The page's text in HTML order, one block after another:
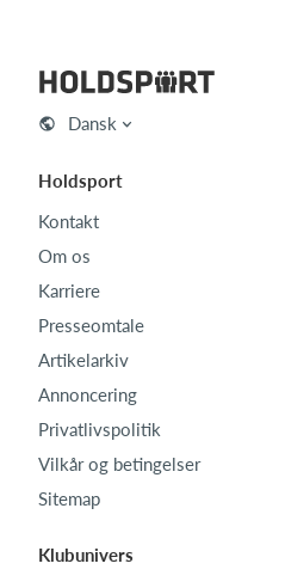
Dansk
Holdsport
Kontakt
Om os
Karriere
Presseomtale
Artikelarkiv
Annoncering
Privatlivspolitik
Vilkår og betingelser
Sitemap
Klubunivers